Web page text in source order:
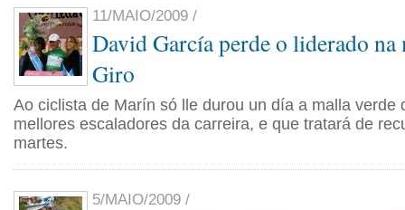
11/MAIO/2009 /
David García perde o liderado na
Giro
Ao ciclista de Marín só lle durou un día a malla verde
mellores escaladores da carreira, e que tratará de
martes.
5/MAIO/2009 /